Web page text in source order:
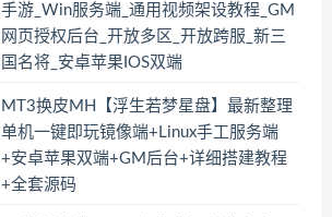
手游_Win服务端_通用视频架设教程_GM
网页授权后台_开放多区_开放跨服_新三
国名将_安卓苹果IOS双端
MT3换皮MH【浮生若梦星盘】最新整理
单机一键即玩镜像端+Linux手工服务端
+安卓苹果双端+GM后台+详细搭建教程
+全套源码